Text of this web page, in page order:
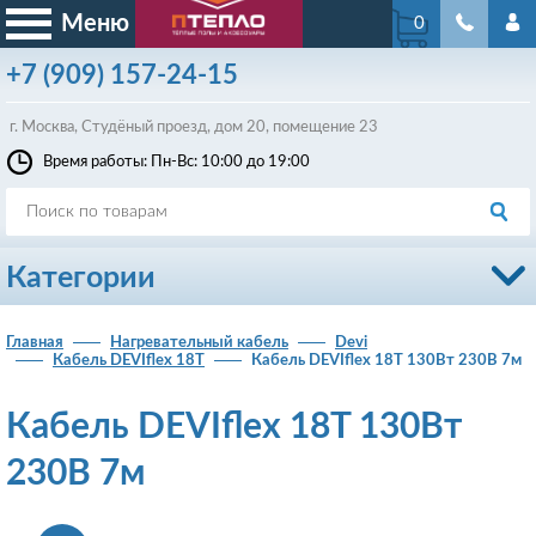
Меню
+7 (909) 157-24-15
г. Москва, Студёный проезд, дом 20, помещение 23
0
Время работы: Пн-Вс: 10:00 до 19:00
Категории
Главная Нагревательный кабель
Devi
Кабель DEVIflex 18T
Кабель DEVIflex 18T 130Вт 230В 7м
Кабель DEVIflex 18T 130Вт
230В 7м